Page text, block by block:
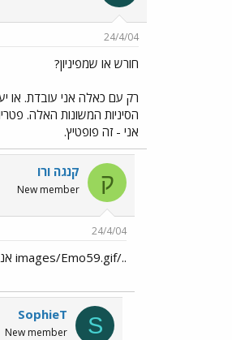
24/4/04
חורש או שמפיניון?
רק עם כאלה אני עובדת. או
הסיניות המשונות האלה.
אני - זה פופטיץ.
ק קנגה ורו
New member
24/4/04
../images/Emo59.gif אנחנו מחכים
S
SophieT
New member